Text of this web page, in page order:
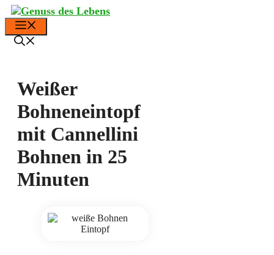
Zum
Inhalt
springen
Weißer
Bohneneintopf
mit Cannellini
Bohnen in 25
Minuten